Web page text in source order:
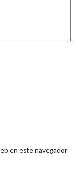
en este navegador